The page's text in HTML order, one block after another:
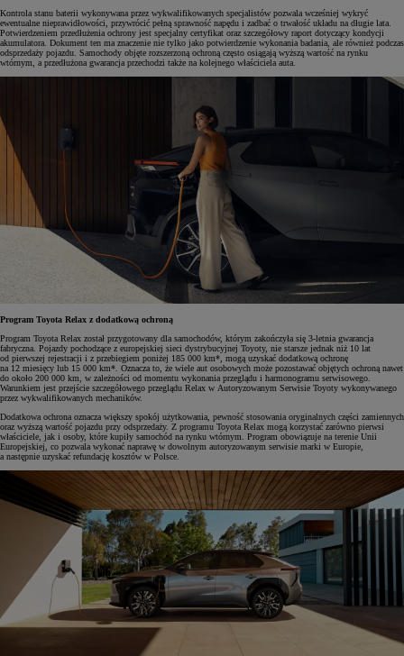
Kontrola stanu baterii wykonywana przez wykwalifikowanych specjalistów pozwala wcześniej wykryć
ewentualne nieprawidłowości, przywrócić pełną sprawność napędu i zadbać o trwałość układu na długie lata.
Potwierdzeniem przedłużenia ochrony jest specjalny certyfikat oraz szczegółowy raport dotyczący kondycji
akumulatora. Dokument ten ma znaczenie nie tylko jako potwierdzenie wykonania badania, ale również podczas
odsprzedaży pojazdu. Samochody objęte rozszerzoną ochroną często osiągają wyższą wartość na rynku
wtórnym, a przedłużona gwarancja przechodzi także na kolejnego właściciela auta.
Program Toyota Relax z dodatkową ochroną
Program Toyota Relax został przygotowany dla samochodów, którym zakończyła się 3-letnia gwarancja
fabryczna. Pojazdy pochodzące z europejskiej sieci dystrybucyjnej Toyoty, nie starsze jednak niż 10 lat
od pierwszej rejestracji i z przebiegiem poniżej 185 000 km*, mogą uzyskać dodatkową ochronę
na 12 miesięcy lub 15 000 km*. Oznacza to, że wiele aut osobowych może pozostawać objętych ochroną nawet
do około 200 000 km, w zależności od momentu wykonania przeglądu i harmonogramu serwisowego.
Warunkiem jest przejście szczegółowego przeglądu Relax w Autoryzowanym Serwisie Toyoty wykonywanego
przez wykwalifikowanych mechaników.
Dodatkowa ochrona oznacza większy spokój użytkowania, pewność stosowania oryginalnych części zamiennych
oraz wyższą wartość pojazdu przy odsprzedaży. Z programu Toyota Relax mogą korzystać zarówno pierwsi
właściciele, jak i osoby, które kupiły samochód na rynku wtórnym. Program obowiązuje na terenie Unii
Europejskiej, co pozwala wykonać naprawę w dowolnym autoryzowanym serwisie marki w Europie,
a następnie uzyskać refundację kosztów w Polsce.